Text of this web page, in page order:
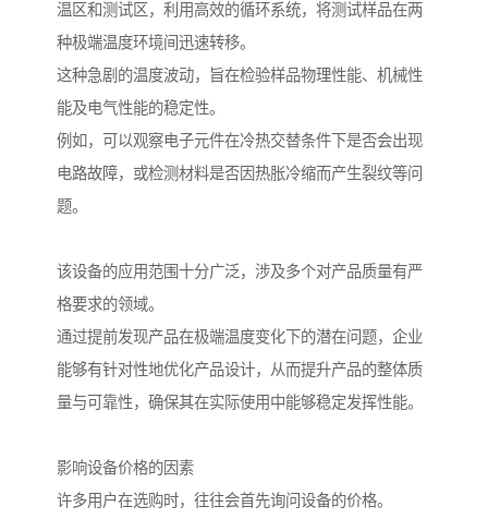
温区和测试区，利用高效的循环系统，将测试样品在两
种极端温度环境间迅速转移。
这种急剧的温度波动，旨在检验样品物理性能、机械性
能及电气性能的稳定性。
例如，可以观察电子元件在冷热交替条件下是否会出现
电路故障，或检测材料是否因热胀冷缩而产生裂纹等问
题。
该设备的应用范围十分广泛，涉及多个对产品质量有严
格要求的领域。
通过提前发现产品在极端温度变化下的潜在问题，企业
能够有针对性地优化产品设计，从而提升产品的整体质
量与可靠性，确保其在实际使用中能够稳定发挥性能。
影响设备价格的因素
许多用户在选购时，往往会首先询问设备的价格。